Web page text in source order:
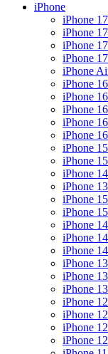
iPhone
iPhone
iPhone
iPhone
iPhone
iPhone
iPhone
iPhone
iPhone
iPhone 16
iPhone
iPhone
iPhone 15
iPhone 14
iPhone 13
iPhone
iPhone
iPhone
iPhone
iPhone
iPhone
iPhone
iPhone
iPhone 12
iPhone
iPhone
iPhone